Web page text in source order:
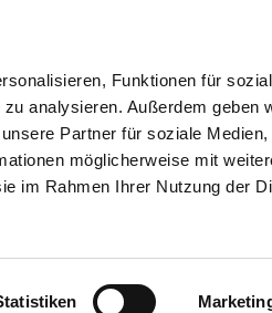
Funktionen für
analysieren. Außerdem geben
Partner für soziale Medien,
möglicherweise mit
im Rahmen Ihrer Nutzung der
9848181
uns auf
8:00
14:00
Montag
STOFFE REFERENZEN